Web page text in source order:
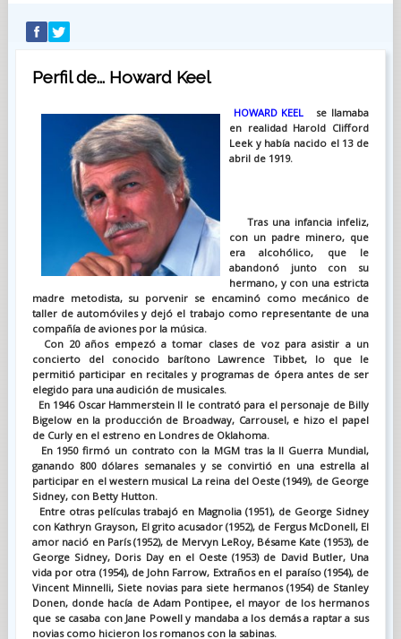
Perfil de... Howard Keel
HOWARD KEEL
se llamaba
en realidad Harold Clifford
Leek y había nacido el 13 de
abril de 1919.
Tras una infancia infeliz,
con un padre minero, que
era alcohólico, que le
abandonó junto con su
hermano, y con una estricta
madre metodista, su porvenir se encaminó como mecánico de
taller de automóviles y dejó el trabajo como representante de una
compañía de aviones por la música.
Con 20 años empezó a tomar clases de voz para asistir a un
concierto del conocido barítono Lawrence Tibbet, lo que le
permitió participar en recitales y programas de ópera antes de ser
elegido para una audición de musicales.
En 1946 Oscar Hammerstein II le contrató para el personaje de Billy
Bigelow en la producción de Broadway, Carrousel, e hizo el papel
de Curly en el estreno en Londres de Oklahoma.
En 1950 firmó un contrato con la MGM tras la II Guerra Mundial,
ganando 800 dólares semanales y se convirtió en una estrella al
participar en el western musical La reina del Oeste (1949), de George
Sidney, con Betty Hutton.
Entre otras películas trabajó en Magnolia (1951), de George Sidney
con Kathryn Grayson, El grito acusador (1952), de Fergus McDonell, El
amor nació en París (1952), de Mervyn LeRoy, Bésame Kate (1953), de
George Sidney, Doris Day en el Oeste (1953) de David Butler, Una
vida por otra (1954), de John Farrow, Extraños en el paraíso (1954), de
Vincent Minnelli, Siete novias para siete hermanos (1954) de Stanley
Donen, donde hacía de Adam Pontipee, el mayor de los hermanos
que se casaba con Jane Powell y mandaba a los demás a raptar a sus
novias como hicieron los romanos con la sabinas.